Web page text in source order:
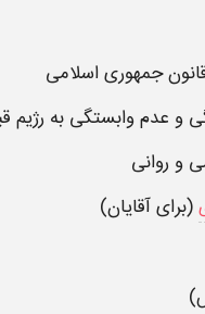
جمهوری اسلامی
عدم وابستگی به رژیم
و روانی
(برای آقایان)